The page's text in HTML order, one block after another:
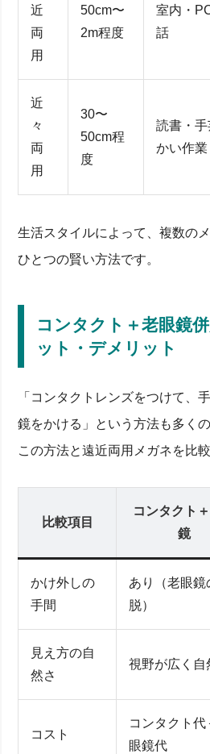
近
両
用
50cm〜
2m程度
室内・
話
近
々
両
用
30〜
50cm程
度
読書・
かい作業
生活スタイルによって、複数の
ひとつの賢い方法です。
コンタクト＋老眼鏡
ット・デメリット
「コンタクトレンズをつけて、
鏡をかける」という方法も多く
この方法と遠近両用メガネを比
比較項目
コンタクト
鏡
かけ外しの
手間
あり（老眼鏡
脱）
見え方の自
然さ
視野が広く自
コスト
コンタクト代
眼鏡代